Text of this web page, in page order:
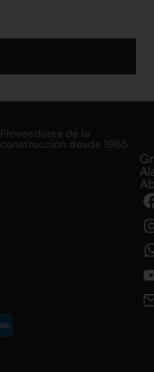
Proveedores de la
construcción desde 1965.